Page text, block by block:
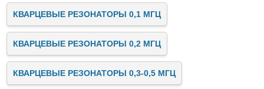
КВАРЦЕВЫЕ РЕЗОНАТОРЫ 0,1 МГЦ
КВАРЦЕВЫЕ РЕЗОНАТОРЫ 0,2 МГЦ
КВАРЦЕВЫЕ РЕЗОНАТОРЫ 0,3-0,5 МГЦ